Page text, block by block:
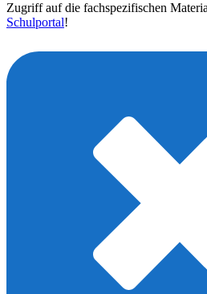
Zugriff auf die fachspezifischen
Schulportal!